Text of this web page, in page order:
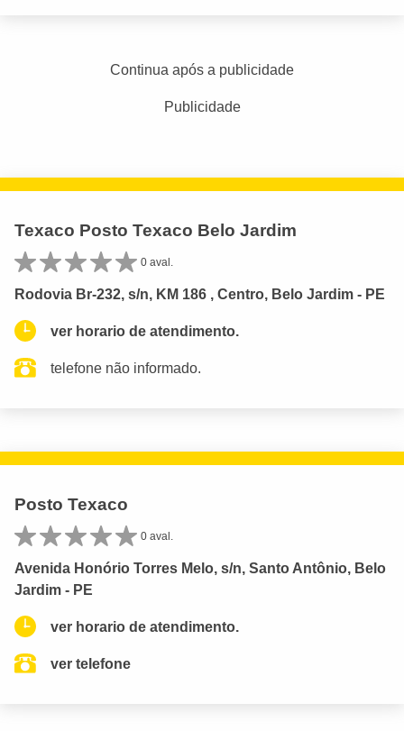
Continua após a publicidade
Publicidade
Texaco Posto Texaco Belo Jardim
0 aval.
Rodovia Br-232, s/n, KM 186 , Centro, Belo Jardim - PE
ver horario de atendimento.
telefone não informado.
Posto Texaco
0 aval.
Avenida Honório Torres Melo, s/n, Santo Antônio, Belo
Jardim - PE
ver horario de atendimento.
ver telefone